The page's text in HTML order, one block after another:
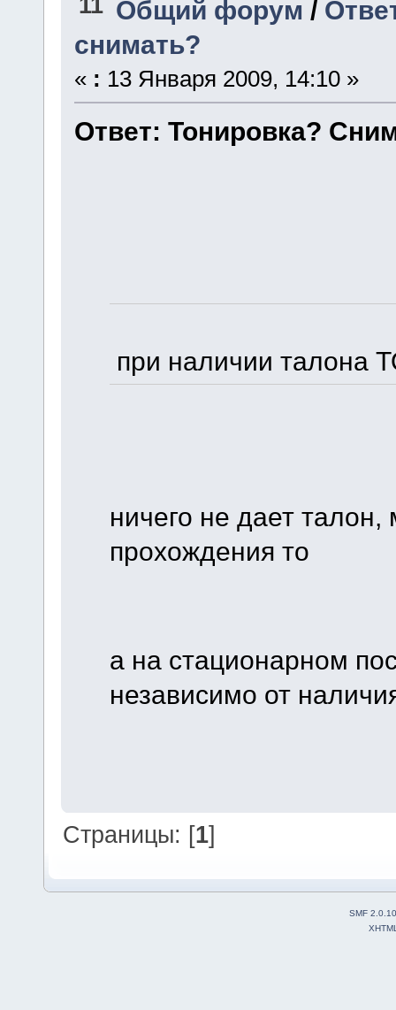
Общий форум /
снимать?
« : 13 Января 2009, 14:10 »
Ответ: Тонировка?
при наличии талона
ничего не дает
прохождения то
а на стационарном
независимо от
Страницы: [1]
SMF 2.0.10